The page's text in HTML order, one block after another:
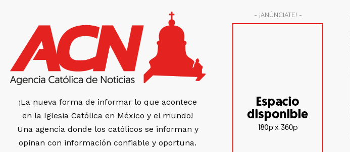
¡La nueva forma de informar lo que acontece
en la Iglesia Católica en México y el mundo!
Una agencia donde los católicos se informan y
opinan con información confiable y oportuna.
- ¡ANÚNCIATE! -